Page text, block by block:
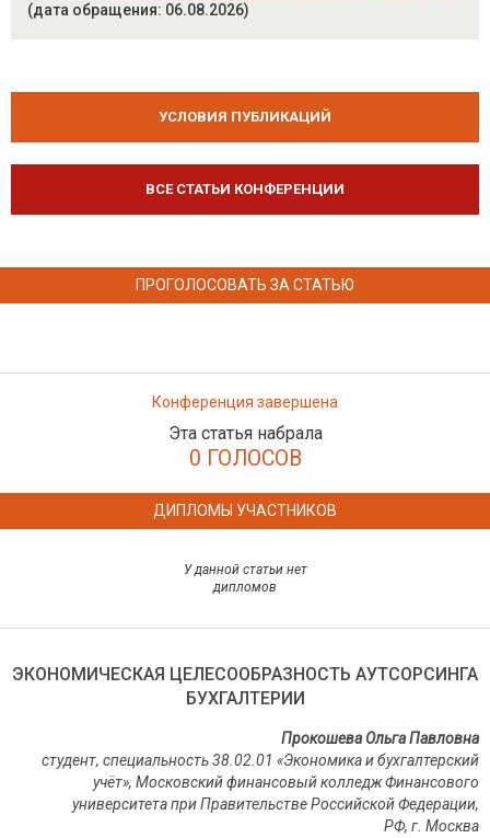
(дата обращения: 06.08.2026)
УСЛОВИЯ ПУБЛИКАЦИЙ
ВСЕ СТАТЬИ КОНФЕРЕНЦИИ
ПРОГОЛОСОВАТЬ ЗА СТАТЬЮ
Конференция завершена
Эта статья набрала
0 ГОЛОСОВ
ДИПЛОМЫ УЧАСТНИКОВ
У данной статьи нет
дипломов
ЭКОНОМИЧЕСКАЯ ЦЕЛЕСООБРАЗНОСТЬ АУТСОРСИНГА
БУХГАЛТЕРИИ
Прокошева Ольга Павловна
студент, специальность 38.02.01 «Экономика и бухгалтерский
учёт», Московский финансовый колледж Финансового
университета при Правительстве Российской Федерации,
РФ, г. Москва